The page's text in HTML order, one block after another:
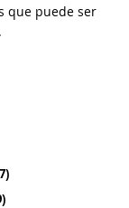
que puede ser